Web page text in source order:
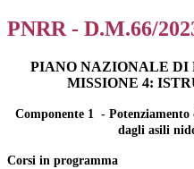
PNRR - D.M.66/
PIANO NAZIONALE DI
MISSIONE 4:
Componente 1 -
dagli asili
Corsi in programma